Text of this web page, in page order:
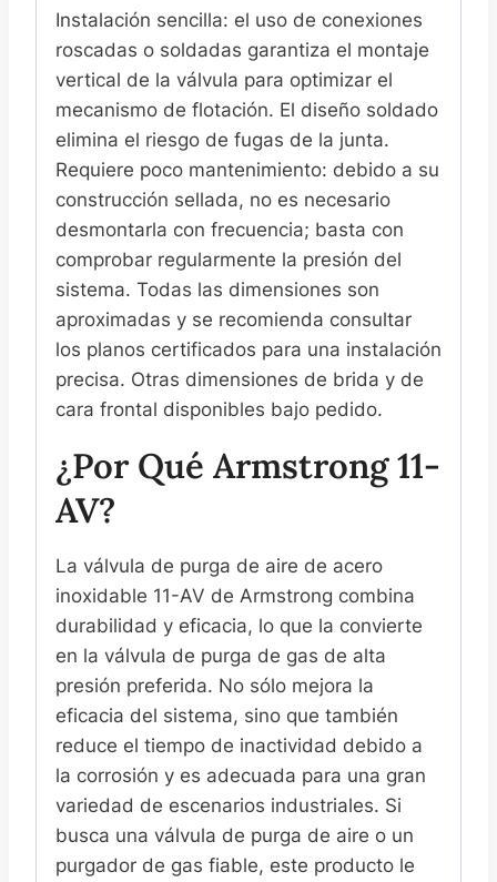
Instalación sencilla: el uso de conexiones
roscadas o soldadas garantiza el montaje
vertical de la válvula para optimizar el
mecanismo de flotación. El diseño soldado
elimina el riesgo de fugas de la junta.
Requiere poco mantenimiento: debido a su
construcción sellada, no es necesario
desmontarla con frecuencia; basta con
comprobar regularmente la presión del
sistema. Todas las dimensiones son
aproximadas y se recomienda consultar
los planos certificados para una instalación
precisa. Otras dimensiones de brida y de
cara frontal disponibles bajo pedido.
¿Por Qué Armstrong 11-
AV?
La válvula de purga de aire de acero
inoxidable 11-AV de Armstrong combina
durabilidad y eficacia, lo que la convierte
en la válvula de purga de gas de alta
presión preferida. No sólo mejora la
eficacia del sistema, sino que también
reduce el tiempo de inactividad debido a
la corrosión y es adecuada para una gran
variedad de escenarios industriales. Si
busca una válvula de purga de aire o un
purgador de gas fiable, este producto le